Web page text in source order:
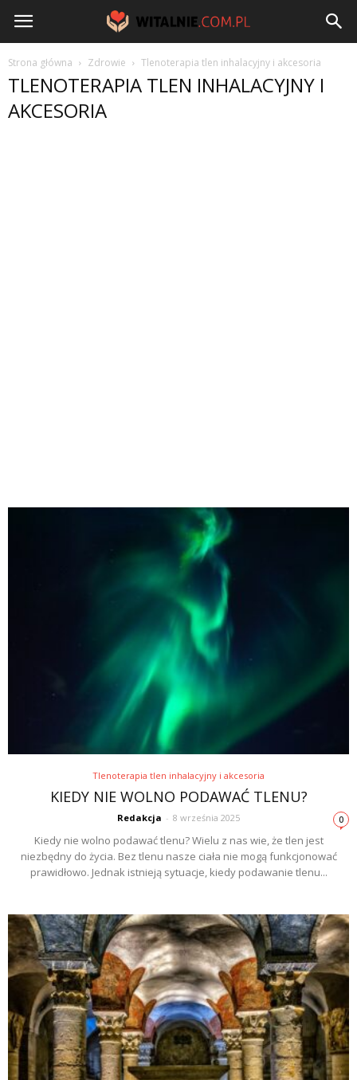
Witalnie.com.pl
Strona główna Zdrowie Tlenoterapia tlen inhalacyjny i akcesoria
TLENOTERAPIA TLEN INHALACYJNY I
AKCESORIA
Tlenoterapia tlen inhalacyjny i akcesoria
KIEDY NIE WOLNO PODAWAĆ TLENU?
Redakcja - 8 września 2025 0
Kiedy nie wolno podawać tlenu? Wielu z nas wie, że tlen jest
niezbędny do życia. Bez tlenu nasze ciała nie mogą funkcjonować
prawidłowo. Jednak istnieją sytuacje, kiedy podawanie tlenu...